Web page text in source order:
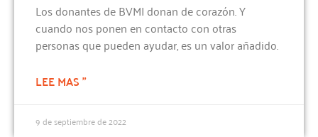
Los donantes de BVMI donan de corazón. Y
cuando nos ponen en contacto con otras
personas que pueden ayudar, es un valor añadido.
LEE MAS "
9 de septiembre de 2022